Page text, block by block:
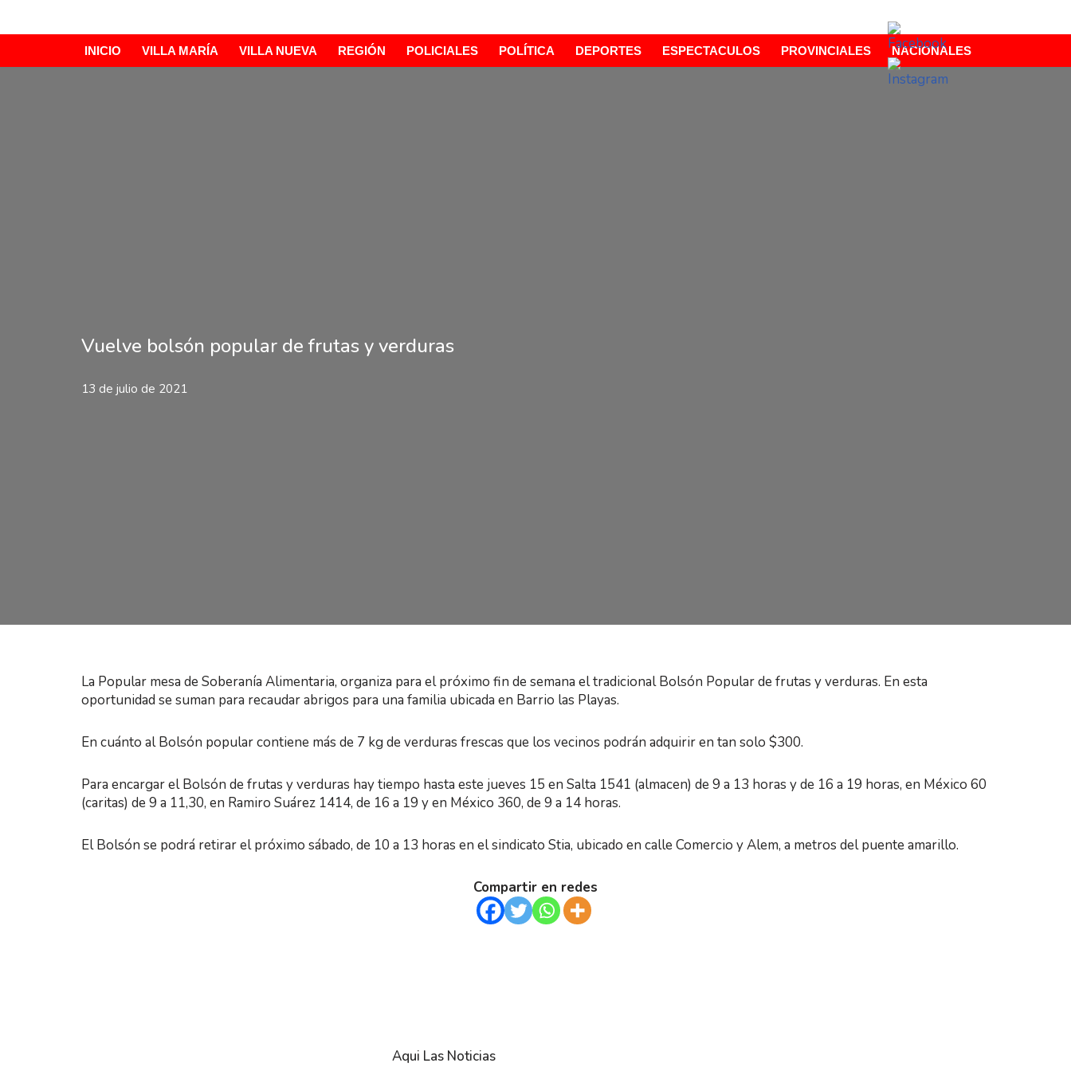
INICIO VILLA MARÍA VILLA NUEVA REGIÓN POLICIALES POLÍTICA DEPORTES ESPECTACULOS PROVINCIALES NACIONALES
Vuelve bolsón popular de frutas y verduras
13 de julio de 2021
La Popular mesa de Soberanía Alimentaria, organiza para el próximo fin de semana el tradicional Bolsón Popular de frutas y verduras. En esta
oportunidad se suman para recaudar abrigos para una familia ubicada en Barrio las Playas.
En cuánto al Bolsón popular contiene más de 7 kg de verduras frescas que los vecinos podrán adquirir en tan solo $300.
Para encargar el Bolsón de frutas y verduras hay tiempo hasta este jueves 15 en Salta 1541 (almacen) de 9 a 13 horas y de 16 a 19 horas, en México 60
(caritas) de 9 a 11,30, en Ramiro Suárez 1414, de 16 a 19 y en México 360, de 9 a 14 horas.
El Bolsón se podrá retirar el próximo sábado, de 10 a 13 horas en el sindicato Stia, ubicado en calle Comercio y Alem, a metros del puente amarillo.
Compartir en redes
Aqui Las Noticias